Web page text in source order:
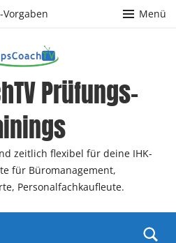
Menü
Prüfungs-
zeitlich flexibel für deine IHK-
für Büromanagement,
Personalfachkaufleute.